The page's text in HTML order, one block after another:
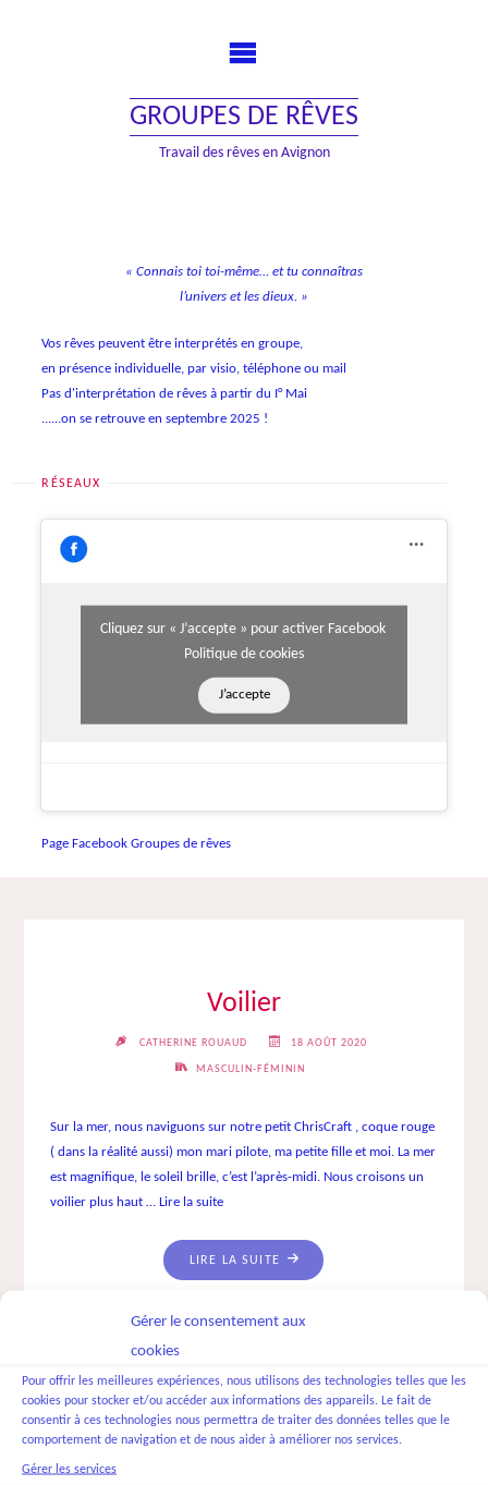
Gérer le consentement aux
cookies
Pour offrir les meilleures expériences, nous utilisons des technologies telles que les
cookies pour stocker et/ou accéder aux informations des appareils. Le fait de
consentir à ces technologies nous permettra de traiter des données telles que le
comportement de navigation et de nous aider à améliorer nos services.
Gérer les services
GROUPES DE RÊVES
Travail des rêves en Avignon
« Connais toi toi-même… et tu connaîtras
l’univers et les dieux. »
Vos rêves peuvent être interprétés en groupe,
en présence individuelle, par visio, téléphone ou mail
Pas d'interprétation de rêves à partir du I° Mai
......on se retrouve en septembre 2025 !
RÉSEAUX
Cliquez sur « J’accepte » pour activer Facebook
Politique de cookies
J’accepte
Page Facebook Groupes de rêves
Voilier
CATHERINE ROUAUD 18 AOÛT 2020
MASCULIN-FÉMININ
Sur la mer, nous naviguons sur notre petit ChrisCraft , coque rouge
( dans la réalité aussi) mon mari pilote, ma petite fille et moi. La mer
est magnifique, le soleil brille, c’est l’après-midi. Nous croisons un
voilier plus haut … Lire la suite
LIRE LA SUITE"VOILIER"
Masculin-Féminin 2